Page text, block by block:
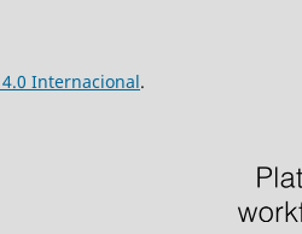
Internacional.